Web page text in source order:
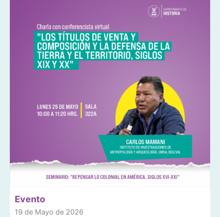
Evento
19 de Mayo de 2026